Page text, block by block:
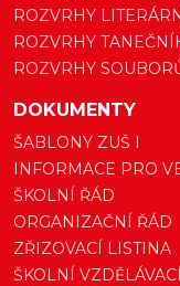
ROZVRHY
ROZVRHY
ROZVRHY
DOKUMENTY
ŠABLONY ZUŠ I
INFORMACE PRO
ŠKOLNÍ ŘÁD
ORGANIZAČNÍ ŘÁD
ZŘIZOVACÍ LISTINA
ŠKOLNÍ